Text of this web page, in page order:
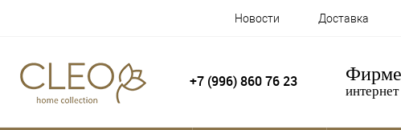
Новости Доставка
+7 (996) 860 76 23